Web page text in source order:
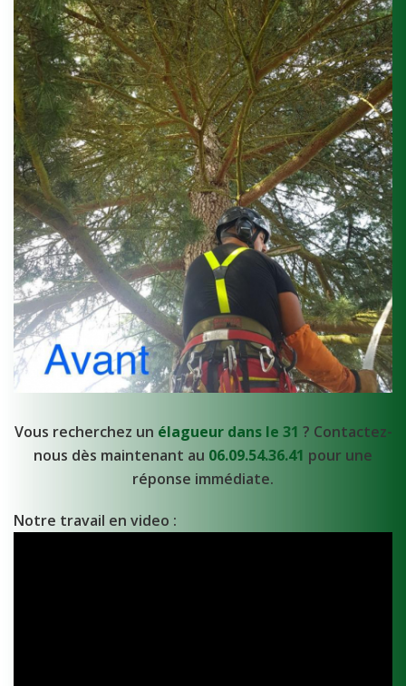
Vous recherchez un élagueur dans le 31 ? Contactez-
nous dès maintenant au 06.09.54.36.41 pour une
réponse immédiate.
Notre travail en video :